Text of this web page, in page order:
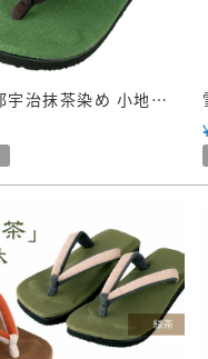
雪駄 -Re:休- 京都宇治抹茶染め 小地谷縮のぞき花緒 滅紫 【レディース】｜h1165